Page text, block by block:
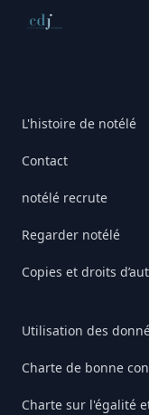
Conseil de
L'histoire de notélé
Contact
notélé recrute
Regarder notélé
Copies et droits
Utilisation des
Charte de bonne
Charte sur l'égalité